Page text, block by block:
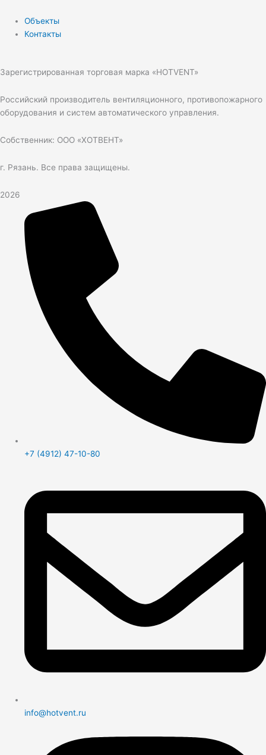
Объекты
Контакты
Зарегистрированная торговая марка «HOTVENT»
Российский производитель вентиляционного, противопожарного
оборудования и систем автоматического управления.
Собственник: ООО «ХОТВЕНТ»
г. Рязань. Все права защищены.
2026
+7 (4912) 47-10-80
info@hotvent.ru